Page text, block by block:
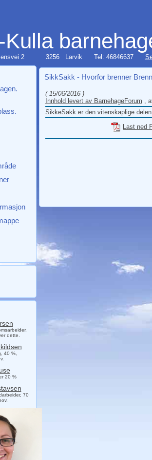
2 3256 Larvik Tel: 46846637
dette.
40 %,
20 %
70
SikkSakk - Hvorfor brenner
( 15/06/2016 )
Innhold levert av BarnehageForum ,
SikkeSakk er den vitenskaplige
Last ned